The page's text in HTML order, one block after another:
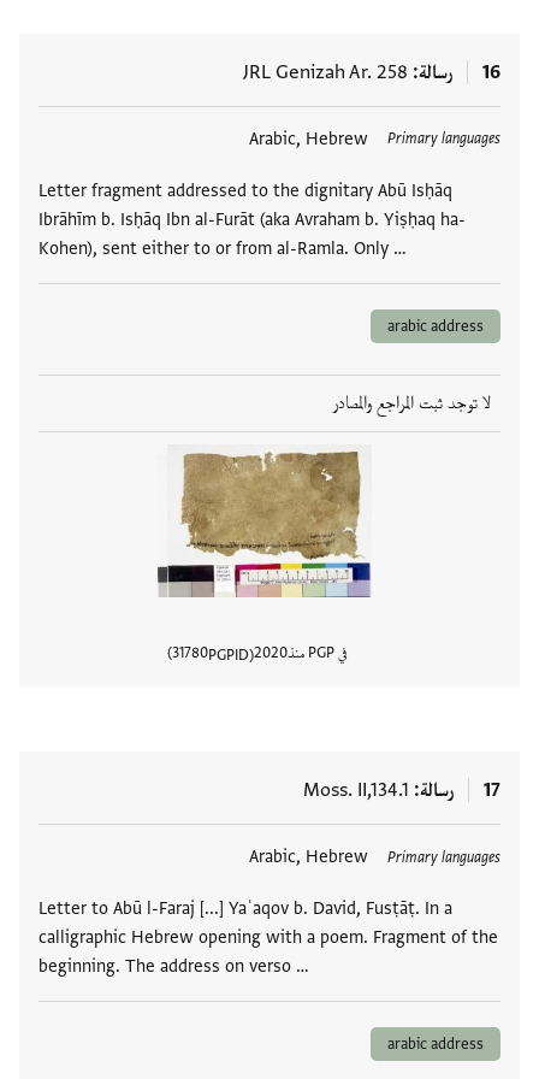
16 رسالة JRL Genizah Ar. 258
Primary languages
Arabic, Hebrew
Letter fragment addressed to the dignitary Abū Isḥāq
Ibrāhīm b. Isḥāq Ibn al-Furāt (aka Avraham b. Yiṣḥaq ha-
Kohen), sent either to or from al-Ramla. Only …
العلامات
arabic address
لا توجد ثبت المراجع والمصادر
في PGP منذ 2020
PGPID
31780
17 رسالة Moss. II,134.1
Primary languages
Arabic, Hebrew
Letter to Abū l-Faraj [...] Yaʿaqov b. David, Fusṭāṭ. In a
calligraphic Hebrew opening with a poem. Fragment of the
beginning. The address on verso …
العلامات
arabic address